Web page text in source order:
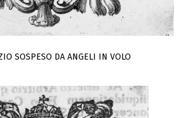
SOSPESO DA ANGELI IN VOLO